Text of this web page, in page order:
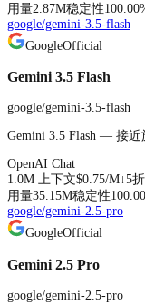
用量2.87M稳定性100.00
google/gemini-3.5-flash
GoogleOfficial
Gemini 3.5 Flash
google/gemini-3.5-flash
Gemini 3.5 Flash — 接近
OpenAI Chat
1.0M 上下文$0.75/M↓5折
用量35.15M稳定性100.00
google/gemini-2.5-pro
GoogleOfficial
Gemini 2.5 Pro
google/gemini-2.5-pro